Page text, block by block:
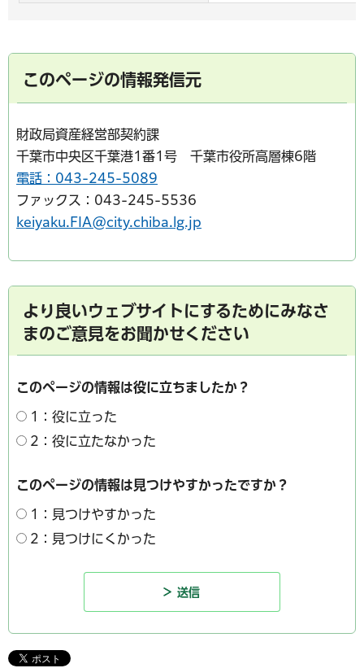
このページの情報発信元
財政局資産経営部契約課
千葉市中央区千葉港1番1号 千葉市役所高層棟6階
電話：043-245-5089
ファックス：043-245-5536
keiyaku.FIA@city.chiba.lg.jp
より良いウェブサイトにするためにみなさ
まのご意見をお聞かせください
このページの情報は役に立ちましたか？
1：役に立った
2：役に立たなかった
このページの情報は見つけやすかったですか？
1：見つけやすかった
2：見つけにくかった